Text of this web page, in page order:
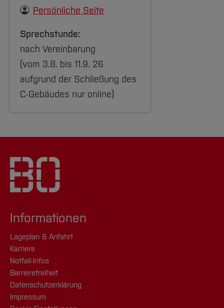
Persönliche Seite
Sprechstunde:
nach Vereinbarung
(vom 3.8. bis 11.9. 26
aufgrund der Schließung des
C-Gebäudes nur online)
Informationen
Lageplan & Anfahrt
Karriere
Notfall-Infos
Barrierefreiheit
Datenschutzerklärung
Impressum